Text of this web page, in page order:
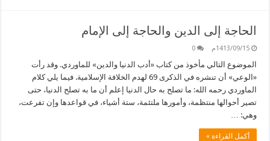
الحاجة إلى الدين والحاجة إلى الإمام
1413/09/15م 0
الموضوع التالي مأخوذ من كتاب «أدب الدنيا والدين» للماوردي. وقد رأت
«الوعي» أن تنشره في الذكرى 69 لهدم الخلافة الإسلامية. فيما يلي كلام
الماوردي رحمه الله: ما تصلح به حال الدنيا إعلم أن ما به تصلح الدنيا، حتى
تصير أحوالها منتظمة، وأمورها ملتئمة، ستة أشياء، في قواعدها وإن تفرعت،
وهي: …
أكمل القراءة »